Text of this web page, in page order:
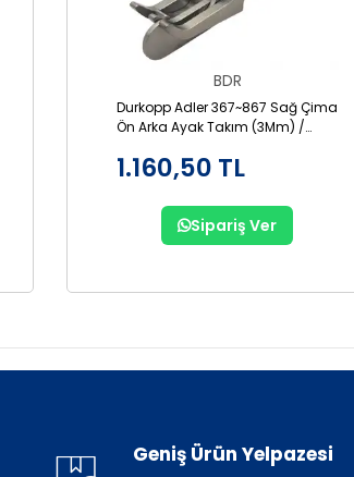
BDR
Durkopp Adler 367~867 Sağ Çima
Ön Arka Ayak Takım (3Mm) /
1.160,50 TL
Sipariş Ver
Geniş Ürün Yelpazesi